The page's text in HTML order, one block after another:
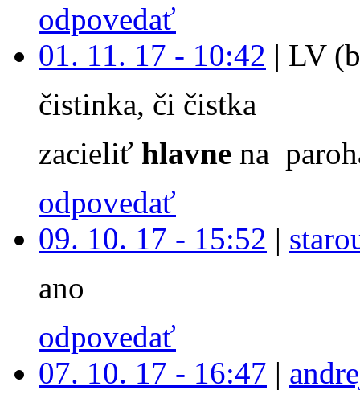
odpovedať
01. 11. 17 - 10:42 | LV
čistinka, či čistka
zacieliť hlavne na
odpovedať
09. 10. 17 - 15:52 |
ano
odpovedať
07. 10. 17 - 16:47 |